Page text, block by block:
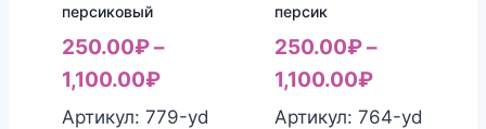
персиковый
250.00₽–
1,100.00₽
Артикул: 779-yd
персик
250.00₽–
1,100.00₽
Артикул: 764-yd